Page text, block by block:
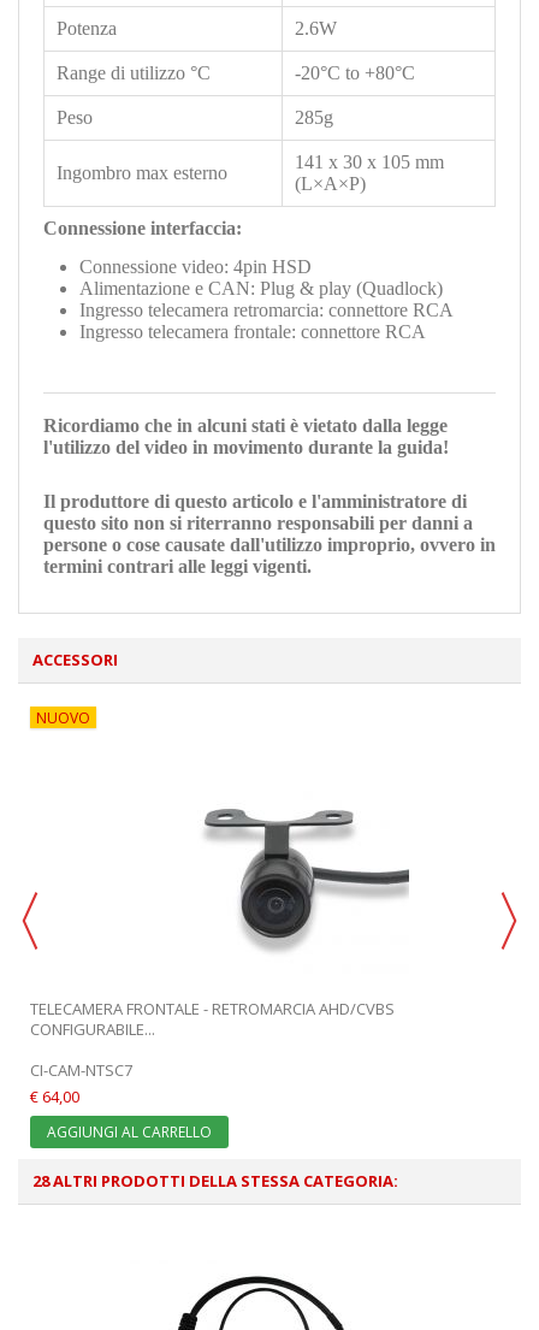
Potenza 2.6W
Range di utilizzo °C -20°C to +80°C
Peso 285g
Ingombro max esterno
141 x 30 x 105 mm
(L×A×P)
Connessione interfaccia:
Connessione video: 4pin HSD
Alimentazione e CAN: Plug & play (Quadlock)
Ingresso telecamera retromarcia: connettore RCA
Ingresso telecamera frontale: connettore RCA
Ricordiamo che in alcuni stati è vietato dalla legge
l'utilizzo del video in movimento durante la guida!
Il produttore di questo articolo e l'amministratore di
questo sito non si riterranno responsabili per danni a
persone o cose causate dall'utilizzo improprio, ovvero in
termini contrari alle leggi vigenti.
ACCESSORI
NUOVO
TELECAMERA FRONTALE - RETROMARCIA AHD/CVBS
CONFIGURABILE...
CI-CAM-NTSC7
€ 64,00
AGGIUNGI AL CARRELLO
28 ALTRI PRODOTTI DELLA STESSA CATEGORIA: